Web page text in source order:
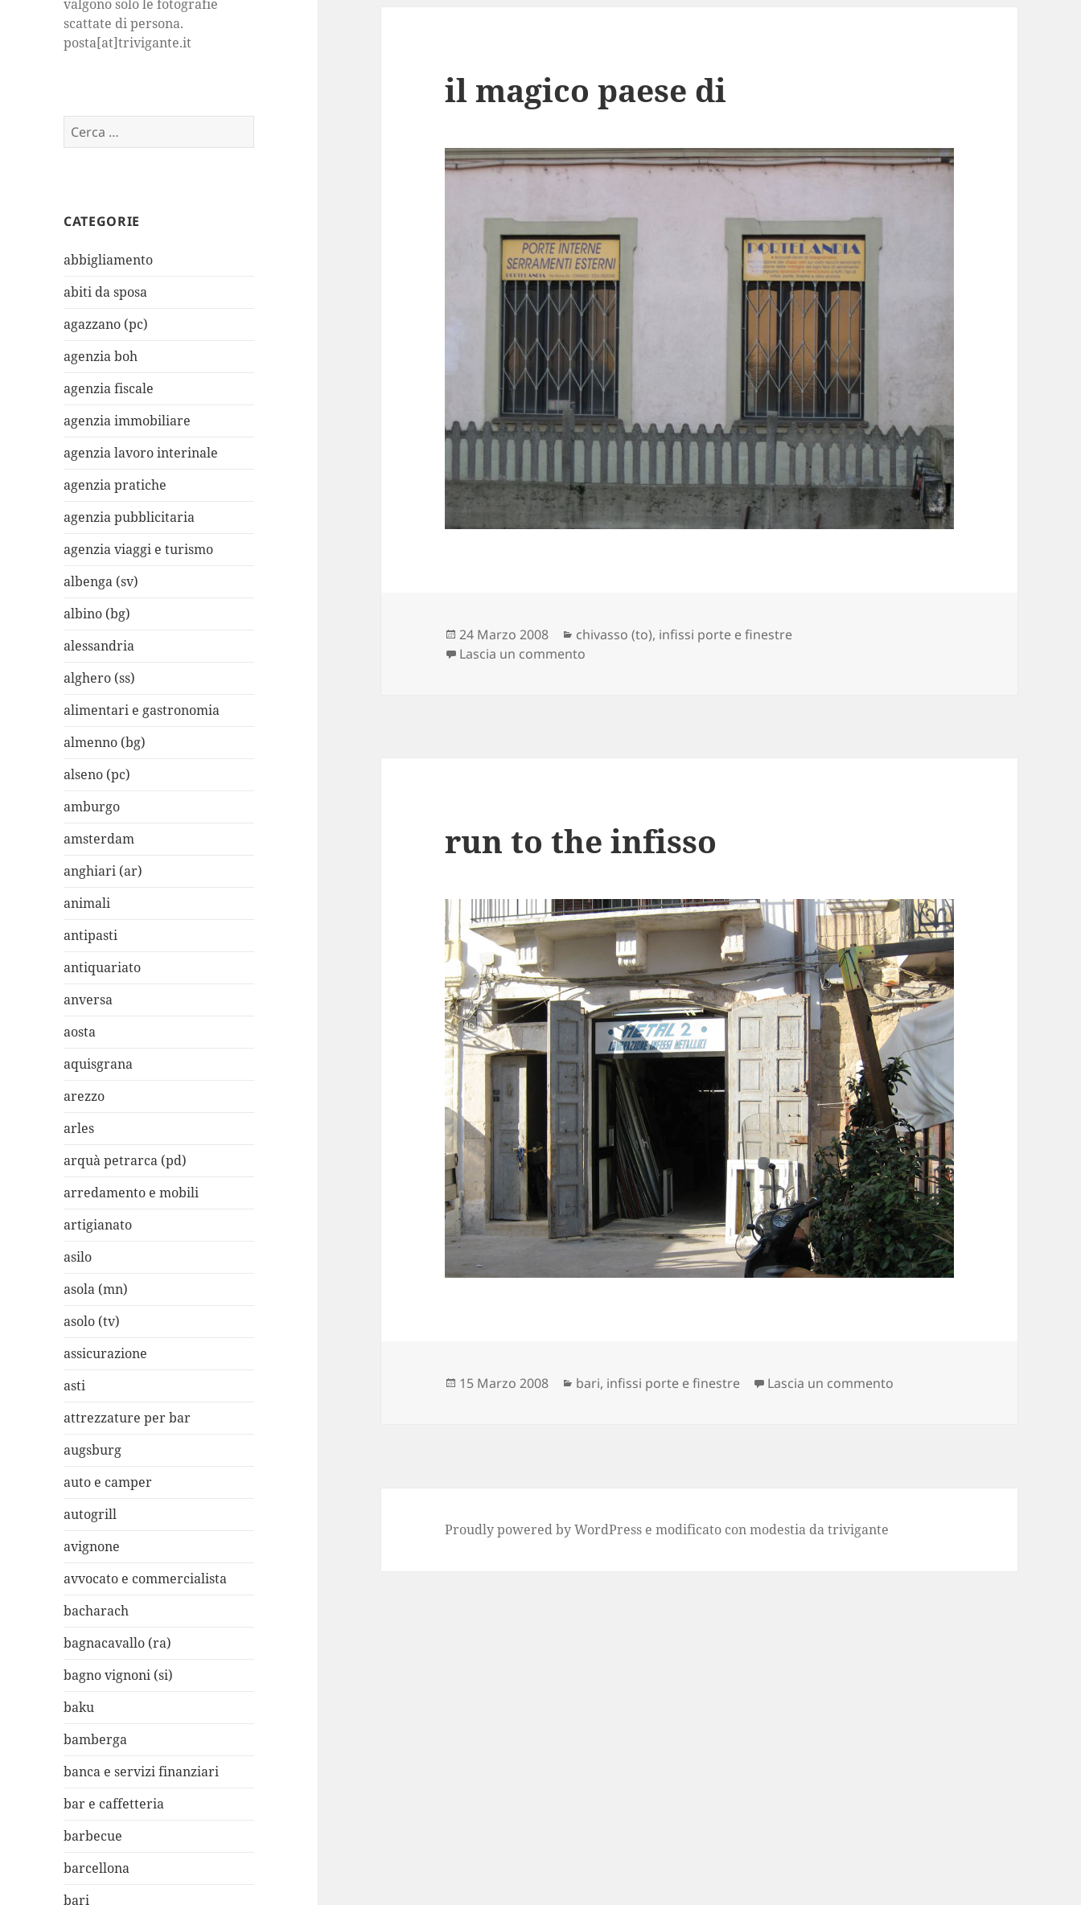
valgono solo le fotografie
scattate di persona.
posta[at]trivigante.it
Ricerca
per:
CATEGORIE
abbigliamento
abiti da sposa
agazzano (pc)
agenzia boh
agenzia fiscale
agenzia immobiliare
agenzia lavoro interinale
agenzia pratiche
agenzia pubblicitaria
agenzia viaggi e turismo
albenga (sv)
albino (bg)
alessandria
alghero (ss)
alimentari e gastronomia
almenno (bg)
alseno (pc)
amburgo
amsterdam
anghiari (ar)
animali
antipasti
antiquariato
anversa
aosta
aquisgrana
arezzo
arles
arquà petrarca (pd)
arredamento e mobili
artigianato
asilo
asola (mn)
asolo (tv)
assicurazione
asti
attrezzature per bar
augsburg
auto e camper
autogrill
avignone
avvocato e commercialista
bacharach
bagnacavallo (ra)
bagno vignoni (si)
baku
bamberga
banca e servizi finanziari
bar e caffetteria
barbecue
barcellona
bari
il magico paese di
Scritto
il
24 Marzo 2008 Categorie
chivasso (to), infissi porte e finestre
Lascia un commento
run to the infisso
Scritto
15 Marzo 2008 Categorie
bari, infissi porte e finestre Lascia un commento
Proudly powered by WordPress e modificato con modestia da trivigante